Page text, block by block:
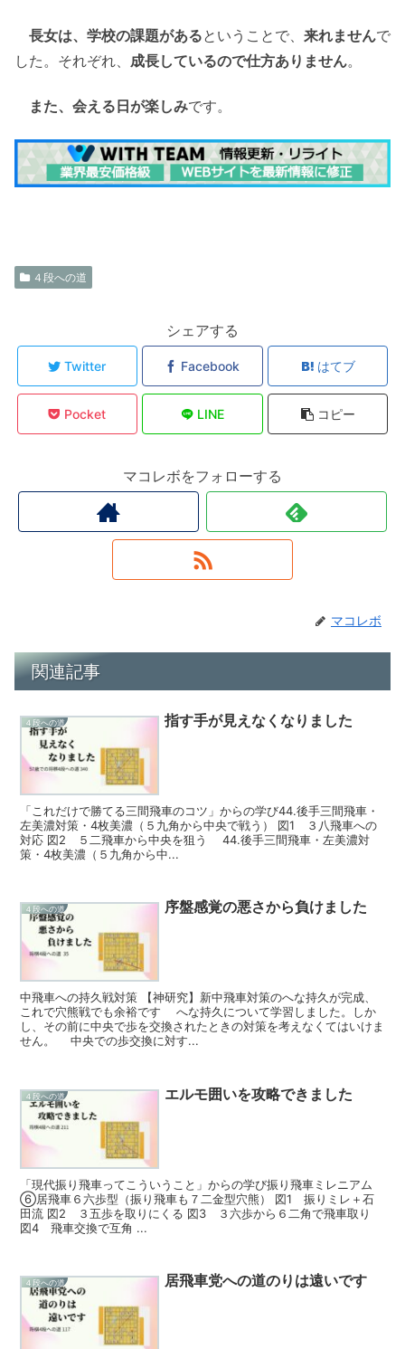
長女は、学校の課題があるということで、 来れませんで
した。それぞれ、 成長しているので仕方ありません。
また、会える日が楽しみです。
４段への道
シェアする
Twitter Facebook はてブ
Pocket LINE コピー
マコレボをフォローする
マコレボ
関連記事
４段への道 指す手が見えなくなりました
「これだけで勝てる三間飛車のコツ」からの学び44.後手三間飛車・
左美濃対策・4枚美濃（５九角から中央で戦う） 図1 ３八飛車への
対応 図2 ５二飛車から中央を狙う 44.後手三間飛車・左美濃対
策・4枚美濃（５九角から中...
４段への道 序盤感覚の悪さから負けました
中飛車への持久戦対策 【神研究】新中飛車対策のへな持久が完成、
これで穴熊戦でも余裕です へな持久について学習しました。しか
し、その前に中央で歩を交換されたときの対策を考えなくてはいけま
せん。 中央での歩交換に対す...
４段への道 エルモ囲いを攻略できました
「現代振り飛車ってこういうこと」からの学び振り飛車ミレニアム
⑥居飛車６六歩型（振り飛車も７二金型穴熊） 図1 振りミレ＋石
田流 図2 ３五歩を取りにくる 図3 ３六歩から６二角で飛車取り
図4 飛車交換で互角 ...
４段への道 居飛車党への道のりは遠いです